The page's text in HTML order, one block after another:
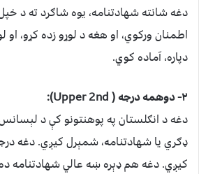
دغه شانته شهادتنامه، یوه شاګرد ته د
اطمنان ورکوي، او هغه د لوړو زده کړو، او
دپاره، آماده کوي.
۲- دوهمه درجه ( Upper 2nd):
دغه د انګلستان په پوهنتونو کې د
کیږي. دغه هم ډېره ښه عالي شهادتنامه